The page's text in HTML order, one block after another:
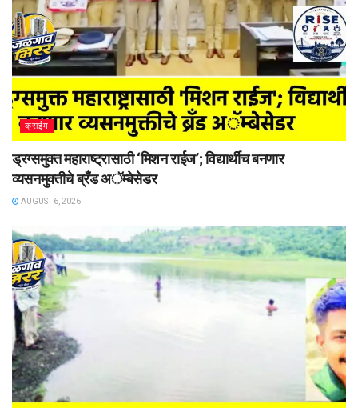
क्राईम
ड्रग्समुक्त महाराष्ट्रासाठी ‘मिशन राईज’; विद्यार्थीच बनणार
व्यसनमुक्तीचे ब्रँड अॅम्बेसेडर
AUGUST 6, 2026